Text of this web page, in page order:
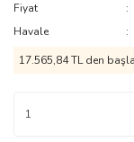
Fiyat
Havale
17.565,84 TL den